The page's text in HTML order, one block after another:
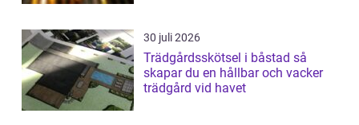
30 juli 2026
Trädgårdsskötsel i båstad så
skapar du en hållbar och vacker
trädgård vid havet